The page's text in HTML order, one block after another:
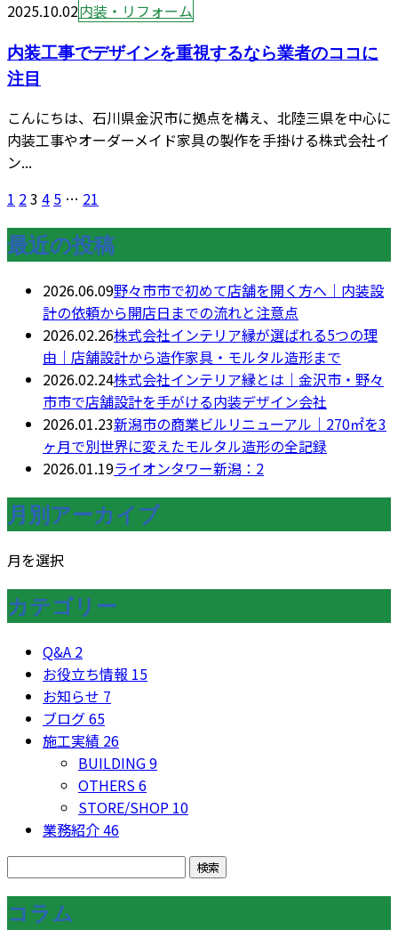
2025.10.02内装・リフォーム
内装工事でデザインを重視するなら業者のココに
注目
こんにちは、石川県金沢市に拠点を構え、北陸三県を中心に
内装工事やオーダーメイド家具の製作を手掛ける株式会社イ
ン...
1 23 4 5 … 21
最近の投稿
2026.06.09野々市市で初めて店舗を開く方へ｜内装設
計の依頼から開店日までの流れと注意点
2026.02.26株式会社インテリア縁が選ばれる5つの理
由｜店舗設計から造作家具・モルタル造形まで
2026.02.24株式会社インテリア縁とは｜金沢市・野々
市市で店舗設計を手がける内装デザイン会社
2026.01.23新潟市の商業ビルリニューアル｜270㎡を3
ヶ月で別世界に変えたモルタル造形の全記録
2026.01.19ライオンタワー新潟：2
月別アーカイブ
月を選択
カテゴリー
Q&A 2
お役立ち情報 15
お知らせ 7
ブログ65
施工実績 26
BUILDING9
OTHERS6
STORE/SHOP 10
業務紹介46
コラム